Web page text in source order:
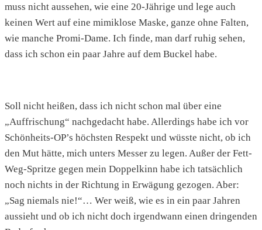
muss nicht aussehen, wie eine 20-Jährige und lege auch
keinen Wert auf eine mimiklose Maske, ganze ohne Falten,
wie manche Promi-Dame. Ich finde, man darf ruhig sehen,
dass ich schon ein paar Jahre auf dem Buckel habe.
Soll nicht heißen, dass ich nicht schon mal über eine
„Auffrischung“ nachgedacht habe. Allerdings habe ich vor
Schönheits-OP’s höchsten Respekt und wüsste nicht, ob ich
den Mut hätte, mich unters Messer zu legen. Außer der Fett-
Weg-Spritze gegen mein Doppelkinn habe ich tatsächlich
noch nichts in der Richtung in Erwägung gezogen. Aber:
„Sag niemals nie!“… Wer weiß, wie es in ein paar Jahren
aussieht und ob ich nicht doch irgendwann einen dringenden